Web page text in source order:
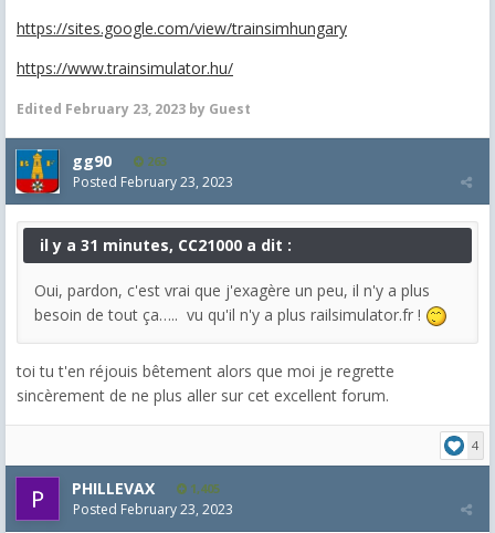
https://sites.google.com/view/trainsimhungary
https://www.trainsimulator.hu/
Edited February 23, 2023 by Guest
gg90 263
Posted February 23, 2023
il y a 31 minutes, CC21000 a dit :
Oui, pardon, c'est vrai que j'exagère un peu, il n'y a plus
besoin de tout ça….. vu qu'il n'y a plus railsimulator.fr !
toi tu t'en réjouis bêtement alors que moi je regrette
sincèrement de ne plus aller sur cet excellent forum.
4
PHILLEVAX 1,405
Posted February 23, 2023